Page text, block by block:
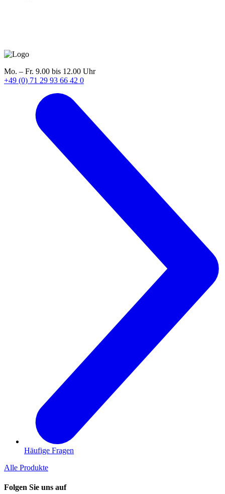
Mo. – Fr. 9.00 bis 12.00 Uhr
+49 (0) 71 29 93 66 42 0
Häufige Fragen
Alle Produkte
Folgen Sie uns auf